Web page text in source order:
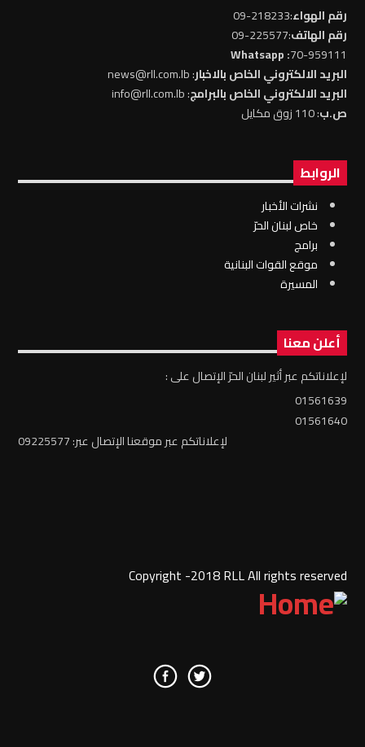
رقم الهواء:218233-09
رقم الهاتف:225577-09
70-959111
: Whatsapp
البريد الالكتروني الخاص بالاخبار: news@rll.com.lb
البريد الالكتروني الخاص بالبرامج: info@rll.com.lb
ص.ب: 110 زوق مكايل
الروابط
نشرات الأخبار
خاص لبنان الحرّ
برامج
موقع القوات البنانية
المسيرة
أعلن معنا
لإعلاناتكم عبر أثير لبنان الحرّ الإتصال على :
01561639
01561640
لإعلاناتكم عبر موقعنا الإتصال عبر: 09225577
Copyright -2018 RLL All rights reserved